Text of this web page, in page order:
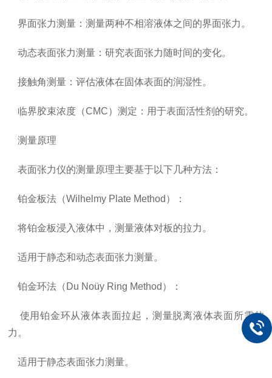
界面张力测量：测量两种不相溶液体之间的界面张力。
动态表面张力测量：研究表面张力随时间的变化。
接触角测量：评估液体在固体表面的润湿性。
临界胶束浓度（CMC）测定：用于表面活性剂的研究。
测量原理
表面张力仪的测量原理主要基于以下几种方法：
铂金板法（Wilhelmy Plate Method）：
将铂金板浸入液体中，测量液体对板的拉力。
适用于静态和动态表面张力测量。
铂金环法（Du Noüy Ring Method）：
使用铂金环从液体表面拉起，测量脱离液体表面所需的
力。
适用于静态表面张力测量。